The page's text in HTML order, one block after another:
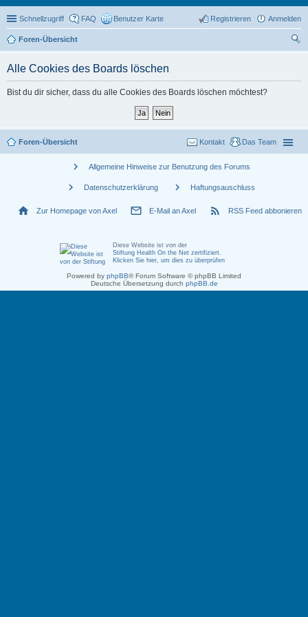
Schnellzugriff FAQ Benutzer Karte Anmelden
Registrieren
Foren-Übersicht
Alle Cookies des Boards löschen
Bist du dir sicher, dass du alle Cookies des Boards löschen möchtest?
Foren-Übersicht Das Team
Kontakt
chevron_right Allgemeine Hinweise zur Benutzung des Forums
chevron_right Datenschutzerklärung chevron_right Haftungsauschluss
home Zur Homepage von Axel mail_outline E-Mail an Axel rss_feed RSS Feed abbonieren
Diese Website ist von der
Stiftung Health On the Net zertifiziert.
Klicken Sie hier, um dies zu überprüfen
Powered by phpBB® Forum Software © phpBB Limited
Deutsche Übersetzung durch phpBB.de